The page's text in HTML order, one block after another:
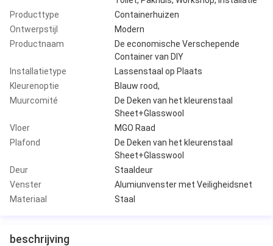
Producttype
Containerhuizen
Ontwerpstijl
Modern
Productnaam
De economische Verschepende
Container van DIY
Installatietype
Lassenstaal op Plaats
Kleurenoptie
Blauw rood,
Muurcomité
De Deken van het kleurenstaal
Sheet+Glasswool
Vloer
MGO Raad
Plafond
De Deken van het kleurenstaal
Sheet+Glasswool
Deur
Staaldeur
Venster
Alumiunvenster met Veiligheidsnet
Materiaal
Staal
beschrijving